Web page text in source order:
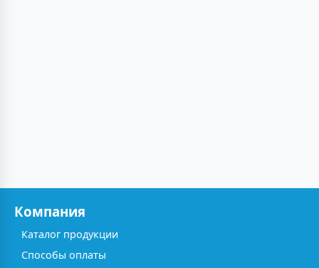
Компания
Каталог продукции
Способы оплаты